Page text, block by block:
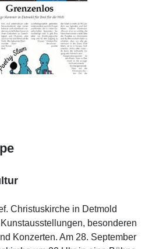
Christuskirche in Detmold
besonderen
Konzerten. Am 28. September